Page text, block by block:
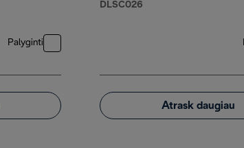
Palyginti
DLSC026
Atrask daugiau